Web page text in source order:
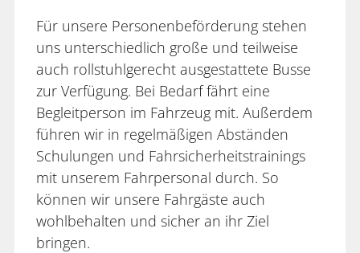
Für unsere Personenbeförderung stehen
uns unterschiedlich große und teilweise
auch rollstuhlgerecht ausgestattete Busse
zur Verfügung. Bei Bedarf fährt eine
Begleitperson im Fahrzeug mit. Außerdem
führen wir in regelmäßigen Abständen
Schulungen und Fahrsicherheitstrainings
mit unserem Fahrpersonal durch. So
können wir unsere Fahrgäste auch
wohlbehalten und sicher an ihr Ziel
bringen.